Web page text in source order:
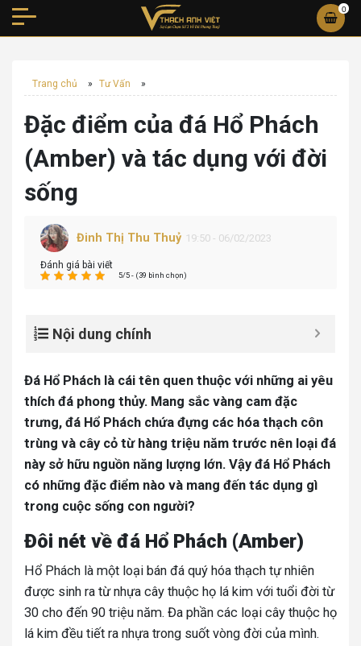
0
Trang chủ » Tư Vấn »
Đặc điểm của đá Hổ Phách
(Amber) và tác dụng với đời
sống
Đinh Thị Thu Thuỷ 19:50 - 06/02/2023
Đánh giá bài viết
5/5 - (39 bình chọn)
Nội dung chính
Đá Hổ Phách là cái tên quen thuộc với những ai yêu
thích đá phong thủy. Mang sắc vàng cam đặc
trưng, đá Hổ Phách chứa đựng các hóa thạch côn
trùng và cây cỏ từ hàng triệu năm trước nên loại đá
này sở hữu nguồn năng lượng lớn. Vậy đá Hổ Phách
có những đặc điểm nào và mang đến tác dụng gì
trong cuộc sống con người?
Đôi nét về đá Hổ Phách (Amber)
Hổ Phách là một loại bán đá quý hóa thạch tự nhiên
được sinh ra từ nhựa cây thuộc họ lá kim với tuổi đời từ
30 cho đến 90 triệu năm. Đa phần các loại cây thuộc họ
lá kim đều tiết ra nhựa trong suốt vòng đời của mình.